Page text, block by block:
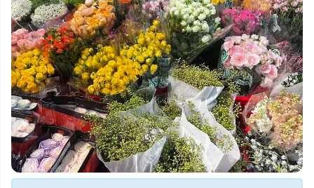
Bảo Tàng
Chợ
Công Viên
Nhà Thờ
Khu Vui Chơi Cho Trẻ Em